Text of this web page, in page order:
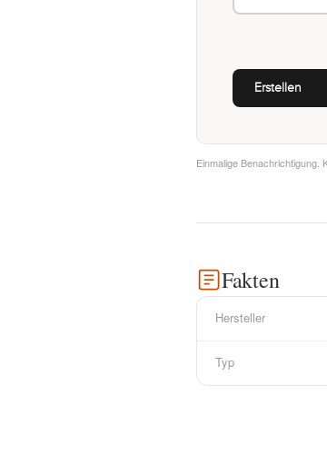
Einmalige Benachrichtigung.
Fakten
Hersteller
Typ